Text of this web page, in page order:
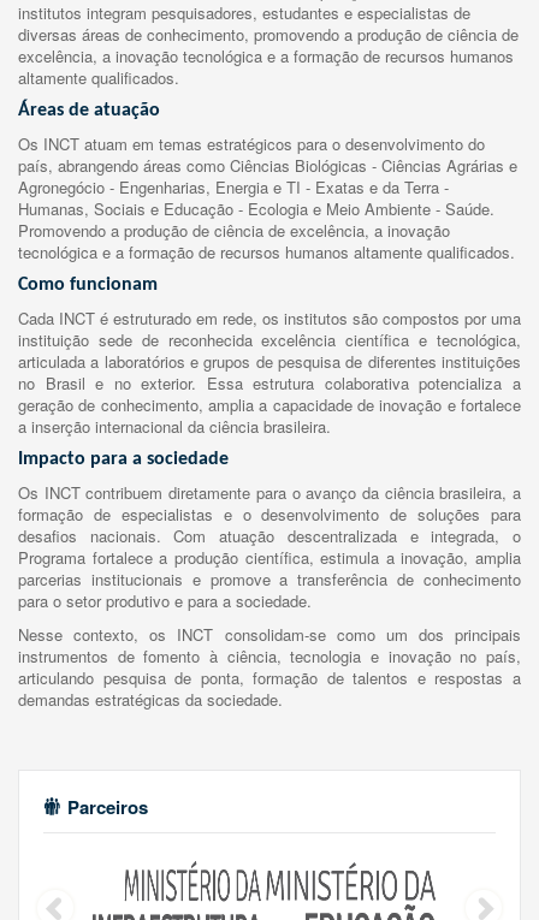
institutos integram pesquisadores, estudantes e especialistas de
diversas áreas de conhecimento, promovendo a produção de ciência de
excelência, a inovação tecnológica e a formação de recursos humanos
altamente qualificados.
Áreas de atuação
Os INCT atuam em temas estratégicos para o desenvolvimento do
país, abrangendo áreas como Ciências Biológicas - Ciências Agrárias e
Agronegócio - Engenharias, Energia e TI - Exatas e da Terra -
Humanas, Sociais e Educação - Ecologia e Meio Ambiente - Saúde.
Promovendo a produção de ciência de excelência, a inovação
tecnológica e a formação de recursos humanos altamente qualificados.
Como funcionam
Cada INCT é estruturado em rede, os institutos são compostos por uma
instituição sede de reconhecida excelência científica e tecnológica,
articulada a laboratórios e grupos de pesquisa de diferentes instituições
no Brasil e no exterior. Essa estrutura colaborativa potencializa a
geração de conhecimento, amplia a capacidade de inovação e fortalece
a inserção internacional da ciência brasileira.
Impacto para a sociedade
Os INCT contribuem diretamente para o avanço da ciência brasileira, a
formação de especialistas e o desenvolvimento de soluções para
desafios nacionais. Com atuação descentralizada e integrada, o
Programa fortalece a produção científica, estimula a inovação, amplia
parcerias institucionais e promove a transferência de conhecimento
para o setor produtivo e para a sociedade.
Nesse contexto, os INCT consolidam-se como um dos principais
instrumentos de fomento à ciência, tecnologia e inovação no país,
articulando pesquisa de ponta, formação de talentos e respostas a
demandas estratégicas da sociedade.
Parceiros